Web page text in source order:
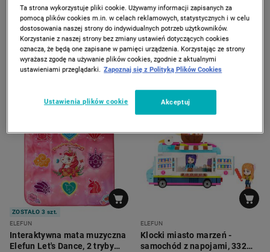
ZOSTAŁO 1 szt.
ELEFUN
Interaktywny zwierzak Elefun
Jednorożec, z dźwiękiem i
rączką do prowadzenia
5990
zł 69 zł
*
Najniższa cena z 30 dni
ELEFUN
Pachnąca maskotka
niespodzianka Elefun,
króliczek Szczęścia
3999
zł
ZOSTAŁO 3 szt.
ELEFUN
Interaktywna mata muzyczna
Elefun Let's Dance, 2 tryby
ELEFUN
Klocki miasto marzeń -
samochód z napojami, 332
Ta strona wykorzystuje pliki cookie. Używamy informacji zapisanych za
pomocą plików cookies m.in. w celach reklamowych, statystycznych i w celu
dostosowania naszej strony do indywidualnych potrzeb użytkowników.
Korzystanie z naszej strony bez zmiany ustawień dotyczących cookies
oznacza, że będą one zapisane w pamięci urządzenia. Korzystając ze strony
wyrażasz zgodę na używanie plików cookies, zgodnie z aktualnymi
ustawieniami przeglądarki. Zapoznaj się z Polityką Plików Cookies
Ustawienia plików cookie Akceptuj